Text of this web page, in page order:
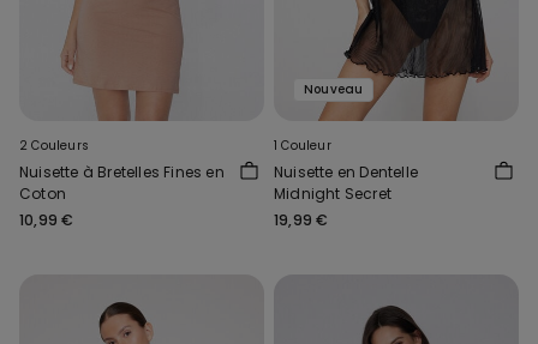
2 Couleurs
Nuisette à Bretelles Fines en
Coton
10,99 €
Nouveau
1 Couleur
Nuisette en Dentelle
Midnight Secret
19,99 €